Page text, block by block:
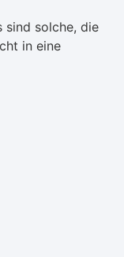
sind solche, die
in eine